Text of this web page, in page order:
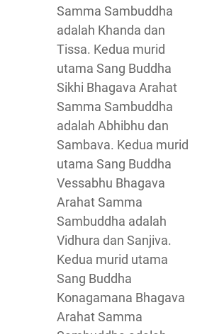
Samma Sambuddha
adalah Khanda dan
Tissa. Kedua murid
utama Sang Buddha
Sikhi Bhagava Arahat
Samma Sambuddha
adalah Abhibhu dan
Sambava. Kedua murid
utama Sang Buddha
Vessabhu Bhagava
Arahat Samma
Sambuddha adalah
Vidhura dan Sanjiva.
Kedua murid utama
Sang Buddha
Konagamana Bhagava
Arahat Samma